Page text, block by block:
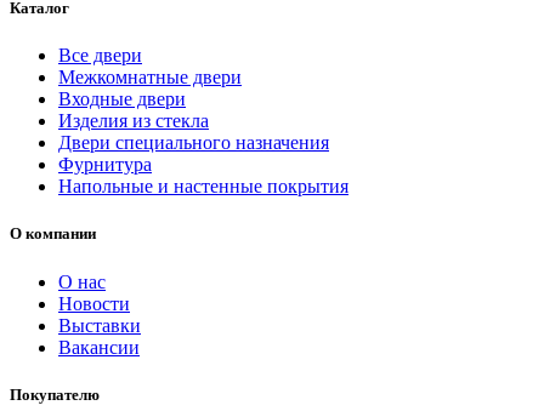
Каталог
Все двери
Межкомнатные двери
Входные двери
Изделия из стекла
Двери специального назначения
Фурнитура
Напольные и настенные покрытия
О компании
О нас
Новости
Выставки
Вакансии
Покупателю